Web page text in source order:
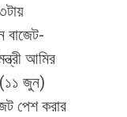
বাজেট-
আমির
(১১ জুন)
পেশ করার